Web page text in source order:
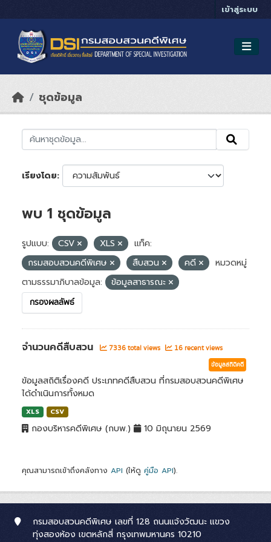
เข้าสู่ระบบ
ชุดข้อมูล
เรียงโดย
พบ 1 ชุดข้อมูล
รูปแบบ: CSV XLS
แท็ค:
กรมสอบสวนคดีพิเศษ
สืบสวน คดี
หมวดหมู่
ตามธรรมาภิบาลข้อมูล:
ข้อมูลสาธารณะ
กรองผลลัพธ์
จำนวนคดีสืบสวน 7336 total views 16 recent views
ข้อมูลสถิติคดี
ข้อมูลสถิติเรื่องคดี ประเภทคดีสืบสวน ที่กรมสอบสวนคดีพิเศษ
ได้ดำเนินการทั้งหมด
XLS CSV
กองบริหารคดีพิเศษ (กบพ.) 10 มิถุนายน 2569
คุณสามารถเข้าถึงคลังทาง API (ให้ดู คู่มือ API).
กรมสอบสวนคดีพิเศษ เลขที่ 128 ถนนแจ้งวัฒนะ แขวง
ทุ่งสองห้อง เขตหลักสี่ กรุงเทพมหานคร 10210